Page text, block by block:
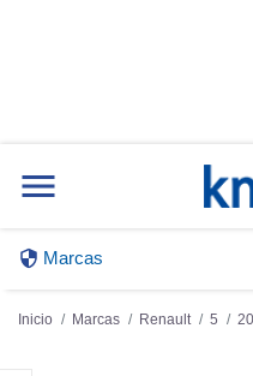
Marcas
Inicio Marcas Renault 5